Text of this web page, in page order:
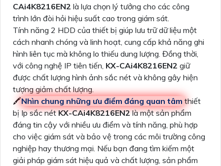
CAi4K8216EN2 là lựa chọn lý tưởng cho các công
trình lớn đòi hỏi hiệu suất cao trong giám sát.
Tính năng 2 HDD của thiết bị giúp lưu trữ dữ liệu một
cách nhanh chóng và linh hoạt, cung cấp khả năng ghi
hình liên tục mà không lo thiếu dung lượng. Đồng thời,
với công nghệ IP tiên tiến, KX-CAi4K8216EN2 giữ
được chất lượng hình ảnh sắc nét và không gây hiện
tượng giảm chất lượng.
🖍Nhìn chung những ưu điểm đáng quan tâm thiết
bị Ip sắc nétKX-CAi4K8216EN2là một sản phẩm
đáng tin cậy với nhiều ưu điểm và tính năng, phù hợp
cho việc giám sát và bảo vệ trong các môi trường công
nghiệp hay thương mại. Nếu bạn đang tìm kiếm một
giải pháp giám sát hiệu quả và chất lượng, sản phẩm